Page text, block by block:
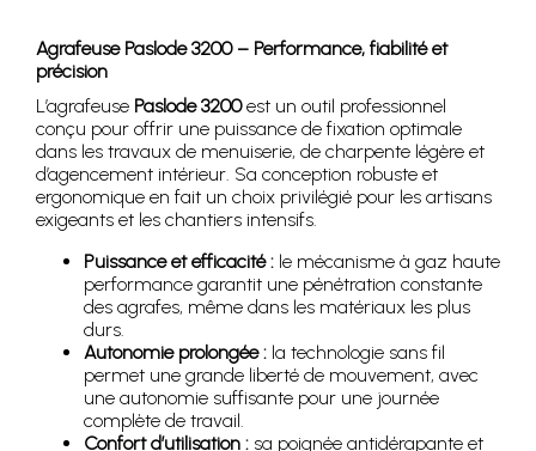
Agrafeuse Paslode 3200 – Performance, fiabilité et
précision
L’agrafeuse Paslode 3200est un outil professionnel
conçu pour offrir une puissance de fixation optimale
dans les travaux de menuiserie, de charpente légère et
d’agencement intérieur. Sa conception robuste et
ergonomique en fait un choix privilégié pour les artisans
exigeants et les chantiers intensifs.
Puissance et efficacité : le mécanisme à gaz haute
performance garantit une pénétration constante
des agrafes, même dans les matériaux les plus
durs.
Autonomie prolongée : la technologie sans fil
permet une grande liberté de mouvement, avec
une autonomie suffisante pour une journée
complète de travail.
Confort d’utilisation : sa poignée antidérapante et